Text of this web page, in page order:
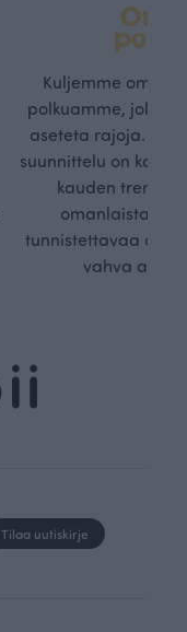
Oma
Kuljemme omaa,
polkuamme, jolla
aseteta rajoja.
suunnittelu on
kauden
omanlaista,
tunnistettavaa
vahva
Tilaa uutiskirje